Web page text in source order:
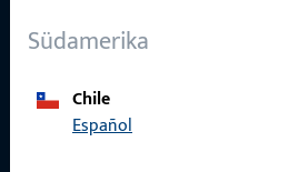
Südamerika
Chile
Español